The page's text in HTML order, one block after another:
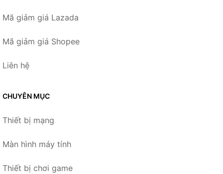
Mã giảm giá Lazada
Mã giảm giá Shopee
Liên hệ
CHUYÊN MỤC
Thiết bị mạng
Màn hình máy tính
Thiết bị chơi game